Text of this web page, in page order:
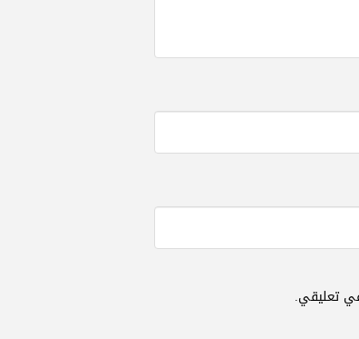
تعليقي.